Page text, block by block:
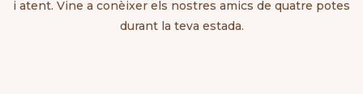
i atent. Vine a conèixer els nostres amics de quatre potes
durant la teva estada.